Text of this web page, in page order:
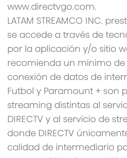
www.directvgo.com.
LATAM STREAMCO INC.
se accede a través de
por la aplicación y/o sitio
recomienda un mínimo de
conexión de datos de
Futbol y Paramount + son
streaming distintas al
DIRECTV y al servicio de
donde DIRECTV
calidad de intermediario